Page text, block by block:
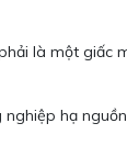
là một giấc
hạ